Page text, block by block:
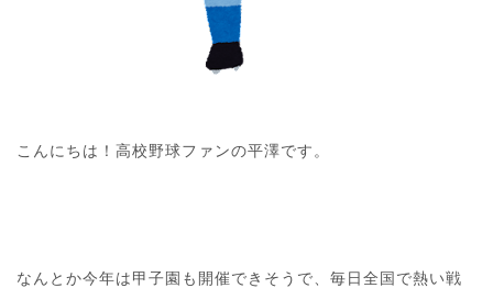
こんにちは！高校野球ファンの平澤です。
なんとか今年は甲子園も開催できそうで、毎日全国で熱い戦